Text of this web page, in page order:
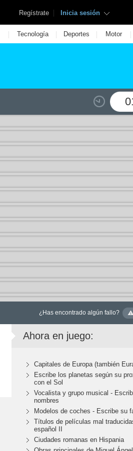
Regístrate | Inicia sesión
| Tecnología | Deportes | Motor |
¿Has encontrado algún fallo?
Ahora en juego:
Capitales de Europa (también
Escribe los planetas según su
con el Sol
Vocalista y grupo musical -
nombres
Modelos de coches - Escribe su
Títulos de películas mal
español II
Ciudades romanas en Hispania